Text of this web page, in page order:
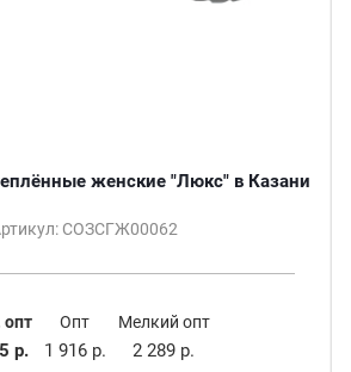
женские "Люкс" в Казани
СОЗСГЖ00062
опт
р.
Опт
1 916 р.
Мелкий опт
2 289 р.